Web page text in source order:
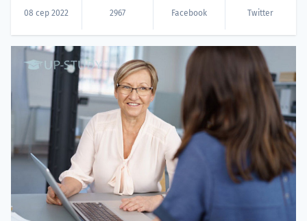
08 сер 2022 2967 Facebook Twitter
НАБІР
вступ на